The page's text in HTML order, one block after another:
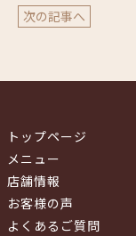
次の記事へ
トップページ
メニュー
店舗情報
お客様の声
よくあるご質問